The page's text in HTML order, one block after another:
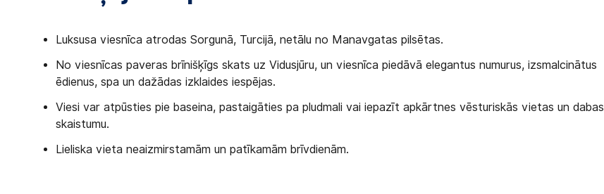
Luksusa viesnīca atrodas Sorgunā, Turcijā, netālu no Manavgatas pilsētas.
No viesnīcas paveras brīnišķīgs skats uz Vidusjūru, un viesnīca piedāvā elegantus numurus, izsmalcinātus
ēdienus, spa un dažādas izklaides iespējas.
Viesi var atpūsties pie baseina, pastaigāties pa pludmali vai iepazīt apkārtnes vēsturiskās vietas un dabas
skaistumu.
Lieliska vieta neaizmirstamām un patīkamām brīvdienām.